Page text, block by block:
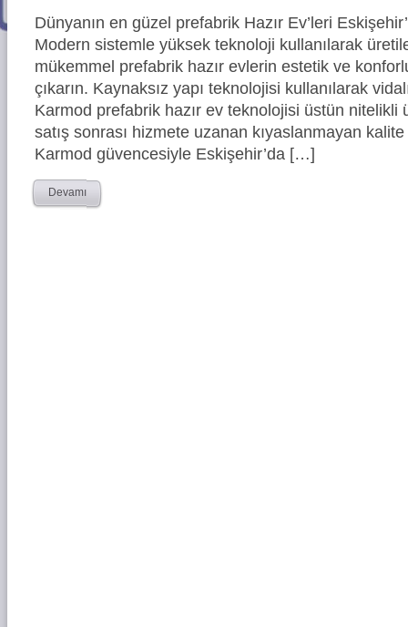
Dünyanın en güzel prefabrik Hazır Ev’leri
Modern sistemle yüksek teknoloji kullanılarak
mükemmel prefabrik hazır evlerin estetik ve
çıkarın. Kaynaksız yapı teknolojisi kullanılarak
Karmod prefabrik hazır ev teknolojisi üstün nitelikli
satış sonrası hizmete uzanan kıyaslanmayan kalite
Karmod güvencesiyle Eskişehir’da […]
Devamı